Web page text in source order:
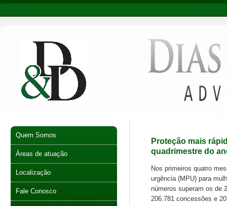
Quem Somos
Áreas de atuação
Localização
Fale Conosco
Proteção mais
quadrimestre do
Nos primeiros quatro
urgência (MPU) para
números superam os de
206.781 concessões e